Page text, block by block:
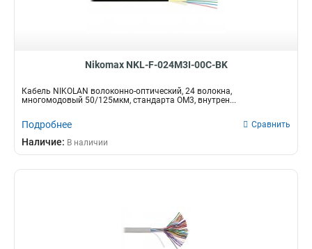
Nikomax NKL-F-024M3I-00C-BK
Кабель NIKOLAN волоконно-оптический, 24 волокна,
многомодовый 50/125мкм, стандарта OM3, внутрен...
Подробнее Сравнить
Наличие: В наличии